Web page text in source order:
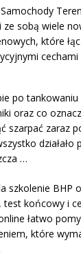
ze sobą wiele
które
po
oraz co
szarpać zaraz
działało
…
szkolenie BHP
test końcowy i
łatwo
które